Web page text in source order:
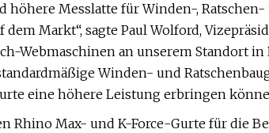
höhere Messlatte für Winden-,
dem Markt“, sagte Paul Wolford,
Webmaschinen an unserem Standort
Winden- und
eine höhere Leistung erbringen
Rhino Max- und K-Force-Gurte für die